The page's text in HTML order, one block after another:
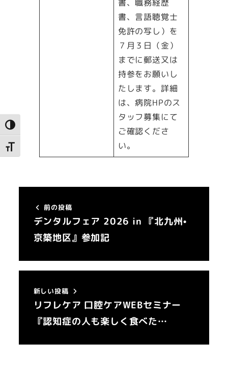
高コントラストに切り替え
文字サイズを切り替え
書、職務経歴
書、言語聴覚士
免許の写し）を
７月３日（金）
までに郵送又は
持参をお願いし
たします。詳細
は、病院HPのス
タッフ募集にて
ご確認くださ
い。
前の投稿
デンタルフェア 2026 in 『北九州•
京築地区』参加記
新しい投稿
リフレケア 口腔ケアWEBセミナー
『認知症の人も楽しく食べた…